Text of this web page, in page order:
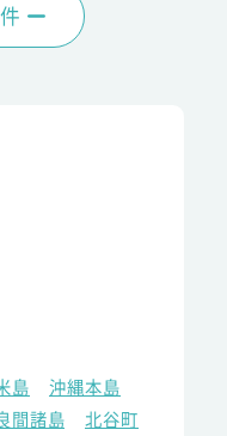
島
沖縄本島
間諸島
北谷町